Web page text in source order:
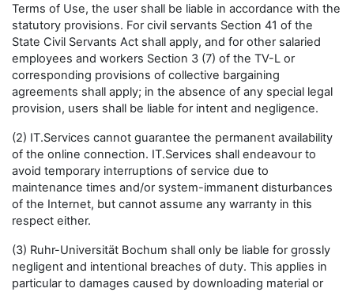
Terms of Use, the user shall be liable in accordance with the
statutory provisions. For civil servants Section 41 of the
State Civil Servants Act shall apply, and for other salaried
employees and workers Section 3 (7) of the TV-L or
corresponding provisions of collective bargaining
agreements shall apply; in the absence of any special legal
provision, users shall be liable for intent and negligence.
(2) IT.Services cannot guarantee the permanent availability
of the online connection. IT.Services shall endeavour to
avoid temporary interruptions of service due to
maintenance times and/or system-immanent disturbances
of the Internet, but cannot assume any warranty in this
respect either.
(3) Ruhr-Universität Bochum shall only be liable for grossly
negligent and intentional breaches of duty. This applies in
particular to damages caused by downloading material or